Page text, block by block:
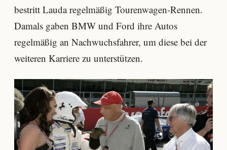
bestritt Lauda regelmäßig Tourenwagen-Rennen.
Damals gaben BMW und Ford ihre Autos
regelmäßig an Nachwuchsfahrer, um diese bei der
weiteren Karriere zu unterstützen.